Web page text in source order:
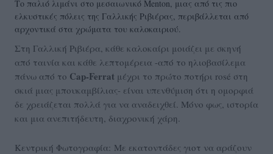
Το παλιό λιμάνι στο μεσαιωνικό Menton, μιας από τις πιο
ελκυστικές πόλεις της Γαλλικής Ριβιέρας, περιβάλλεται από
αρχοντικά στα χρώματα του καλοκαιριού.
Στη Γαλλική Ριβιέρα, κάθε καλοκαίρι μοιάζει με σκηνή
από ταινία και κάθε λεπτομέρεια -από το ηλιοβασίλεμα
πάνω από το Cap-Ferrat μέχρι το πρώτο ποτήρι rosé στη
σκιά μιας μπουκαμβίλιας- είναι υπενθύμιση ότι η ομορφιά
δε χρειάζεται πολλά για να αναδειχθεί. Μόνο φως, ιστορία
και μια ανεπιτήδευτη, διαχρονική χάρη.
Κεντρική Φωτογραφία: Με εκατοντάδες γιοτ να αράζουν